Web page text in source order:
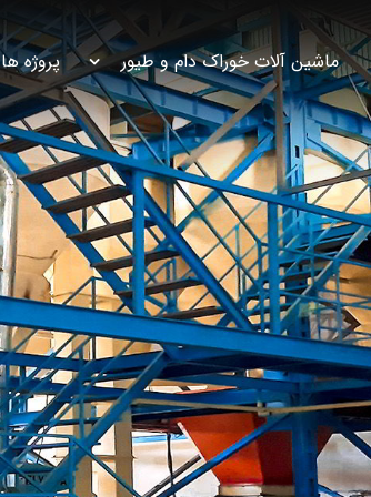
ماشین آلات خوراک دام و طیور پروژه ها